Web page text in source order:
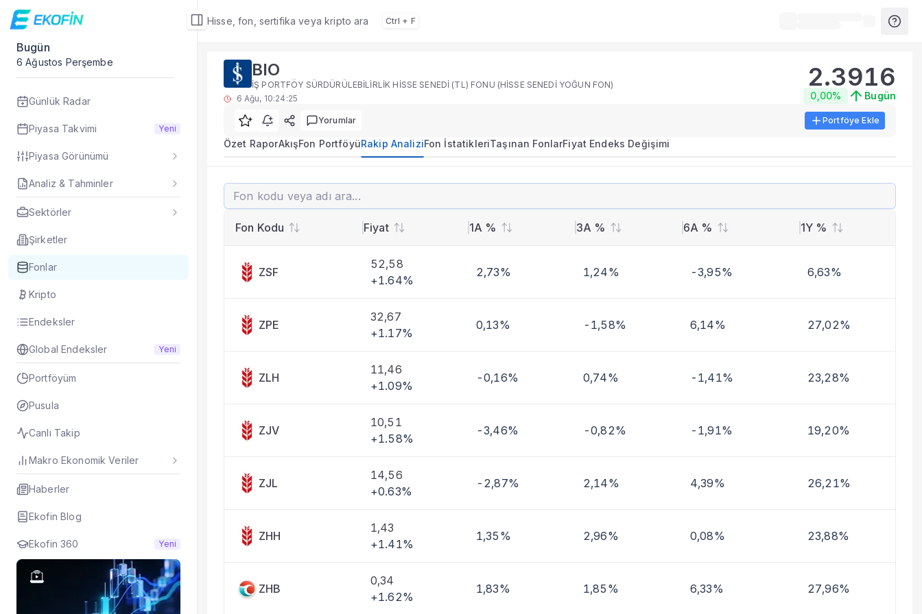
Hisse, fon, sertifika veya kripto ara Ctrl + F
Bugün
6 Ağustos Perşembe
Günlük Radar
Piyasa Takvimi Yeni
Piyasa Görünümü
Analiz & Tahminler
Sektörler
Şirketler
Fonlar
Kripto
Endeksler
Global Endeksler Yeni
Portföyüm
Pusula
Canlı Takip
Makro Ekonomik Veriler
Haberler
Ekofin Blog
Ekofin 360 Yeni
Fon Detay
Yatırım fonu detay, portföy dağılımı, performans ve rakip analizi.
Alt Bölümler
Fon Portföyü
Taşınan Fonlar
Fiyat Endeks Değişimi
Rakip Analizi
BIO
İŞ PORTFÖY SÜRDÜRÜLEBİLİRLİK HİSSE SENEDİ (TL) FONU (HİSSE SENEDİ YOĞUN FON)
6 Ağu, 10:24:25
2.3916
0,00% Bugün
Yorumlar Portföye Ekle
Özet RaporAkışFon PortföyüRakip AnaliziFon İstatikleriTaşınan FonlarFiyat Endeks Değişimi
BIO
Fon Kodu Fiyat 1A % 3A % 6A % 1Y %
ZSF
52,58
+1.64%
2,73% 1,24% -3,95% 6,63%
ZPE
32,67
+1.17%
0,13% -1,58% 6,14% 27,02%
ZLH
11,46
+1.09%
-0,16% 0,74% -1,41% 23,28%
ZJV
10,51
+1.58%
-3,46% -0,82% -1,91% 19,20%
ZJL
14,56
+0.63%
-2,87% 2,14% 4,39% 26,21%
ZHH
1,43
+1.41%
1,35% 2,96% 0,08% 23,88%
ZHB
0,34
+1.62%
1,83% 1,85% 6,33% 27,96%